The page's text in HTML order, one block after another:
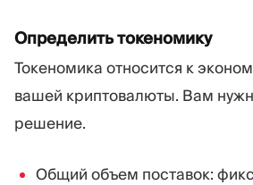
Определить токеномику
Токеномика относится к
вашей криптовалюты. Вам
решение.
Общий объем поставок: